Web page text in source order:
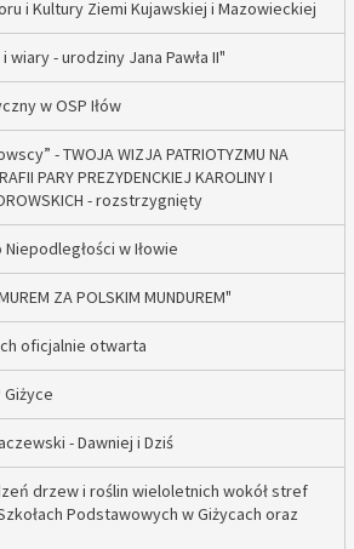
i Kultury Ziemi Kujawskiej i Mazowieckiej
wiary - urodziny Jana Pawła II"
w OSP Iłów
- TWOJA WIZJA PATRIOTYZMU NA
PARY PREZYDENCKIEJ KAROLINY I
- rozstrzygnięty
w Iłowie
ZA POLSKIM MUNDUREM"
oficjalnie otwarta
Giżyce
- Dawniej i Dziś
drzew i roślin wieloletnich wokół stref
Podstawowych w Giżycach oraz